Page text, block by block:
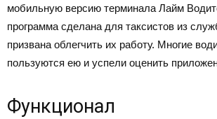
мобильную версию терминала Лайм
программа сделана для таксистов из
призвана облегчить их работу. Многие
пользуются ею и успели оценить
Функционал